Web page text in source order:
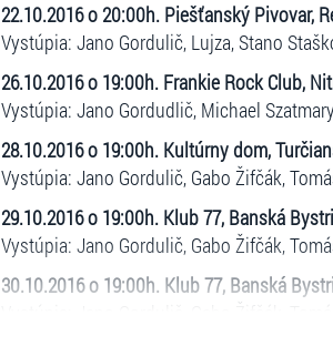
22.10.2016 o 20:00h. Piešťanský Pivovar,
Vystúpia: Jano Gordulič, Lujza, Stano
26.10.2016 o 19:00h. Frankie Rock Club,
Vystúpia: Jano Gordudlič, Michael
28.10.2016 o 19:00h. Kultúrny dom,
Vystúpia: Jano Gordulič, Gabo Žifčák,
29.10.2016 o 19:00h. Klub 77, Banská
Vystúpia: Jano Gordulič, Gabo Žifčák,
30.10.2016 o 19:00h. Klub 77, Banská